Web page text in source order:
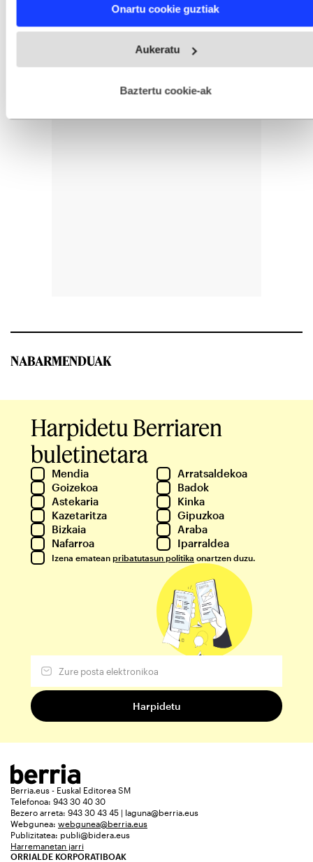
and set your preferences in thedetails section
fitxategiak erabiltzen ditu. Zure esperientzia eta zerbitzuak
esplizitua ematen diguzu.Gehiago irakurri
Onartu cookie guztiak
Aukeratu
Baztertu cookie-ak
NABARMENDUAK
Harpidetu Berriaren
buletinetara
Mendia
Arratsaldekoa
Goizekoa
Badok
Astekaria
Kinka
Kazetaritza
Gipuzkoa
Bizkaia
Araba
Nafarroa
Iparraldea
Izena ematean pribatutasun politika onartzen duzu.
Berria.eus - Euskal Editorea SM
Telefonoa: 943 30 40 30
Bezero arreta: 943 30 43 45 | laguna@berria.eus
Webgunea: webgunea@berria.eus
Publizitatea: publi@bidera.eus
Harremanetan jarri
ORRIALDE KORPORATIBOAK